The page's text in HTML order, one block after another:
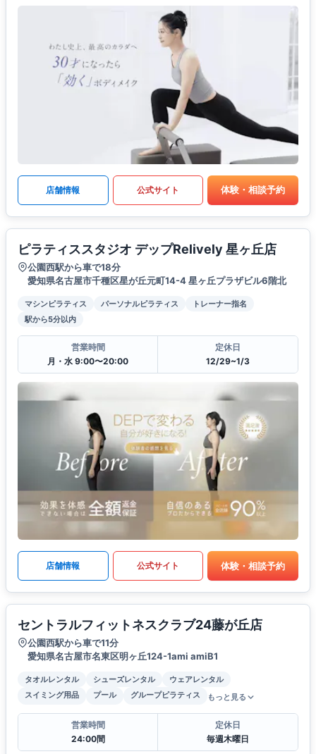
店舗情報 公式サイト 体験・相談予約
ピラティススタジオ デップRelively 星ヶ丘店
公園西駅から車で18分
愛知県名古屋市千種区星が丘元町14-4 星ヶ丘プラザビル6階北
マシンピラティス パーソナルピラティス
トレーナー指名
駅から5分以内
営業時間
月・水 9:00〜20:00
定休日
12/29~1/3
店舗情報 公式サイト 体験・相談予約
セントラルフィットネスクラブ24藤が丘店
公園西駅から車で11分
愛知県名古屋市名東区明ヶ丘124-1ami amiB1
タオルレンタル シューズレンタル
ウェアレンタル
スイミング用品
プール グループピラティス もっと見る
営業時間
24:00間
定休日
毎週木曜日